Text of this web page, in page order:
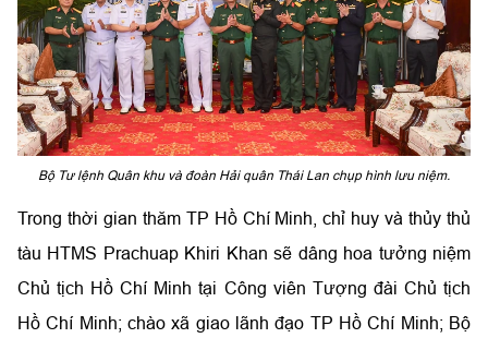
Bộ Tư lệnh Quân khu và đoàn Hải quân Thái Lan chụp hình lưu niệm.
Trong thời gian thăm TP Hồ Chí Minh, chỉ huy và thủy thủ
tàu HTMS Prachuap Khiri Khan sẽ dâng hoa tưởng niệm
Chủ tịch Hồ Chí Minh tại Công viên Tượng đài Chủ tịch
Hồ Chí Minh; chào xã giao lãnh đạo TP Hồ Chí Minh; Bộ